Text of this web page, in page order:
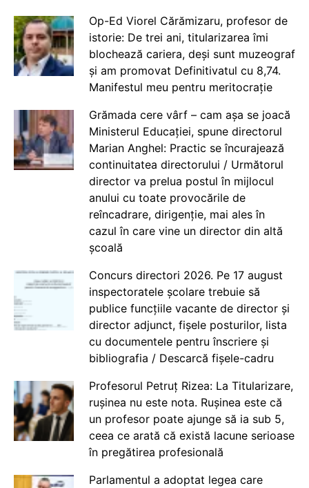
Op-Ed Viorel Cărămizaru, profesor de
istorie: De trei ani, titularizarea îmi
blochează cariera, deși sunt muzeograf
și am promovat Definitivatul cu 8,74.
Manifestul meu pentru meritocrație
Grămada cere vârf – cam așa se joacă
Ministerul Educației, spune directorul
Marian Anghel: Practic se încurajează
continuitatea directorului / Următorul
director va prelua postul în mijlocul
anului cu toate provocările de
reîncadrare, dirigenție, mai ales în
cazul în care vine un director din altă
școală
Concurs directori 2026. Pe 17 august
inspectoratele școlare trebuie să
publice funcțiile vacante de director și
director adjunct, fișele posturilor, lista
cu documentele pentru înscriere și
bibliografia / Descarcă fișele-cadru
Profesorul Petruț Rizea: La Titularizare,
rușinea nu este nota. Rușinea este că
un profesor poate ajunge să ia sub 5,
ceea ce arată că există lacune serioase
în pregătirea profesională
Parlamentul a adoptat legea care